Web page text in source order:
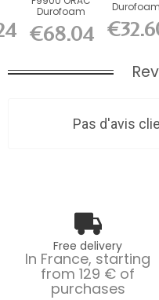
Durofoam
Picture Rail
L200 x H8...
€68.04
Durofoam
Picture
L200 x...
Pas d'avis
Free delivery
In France, starting
from 129 € of
purchases